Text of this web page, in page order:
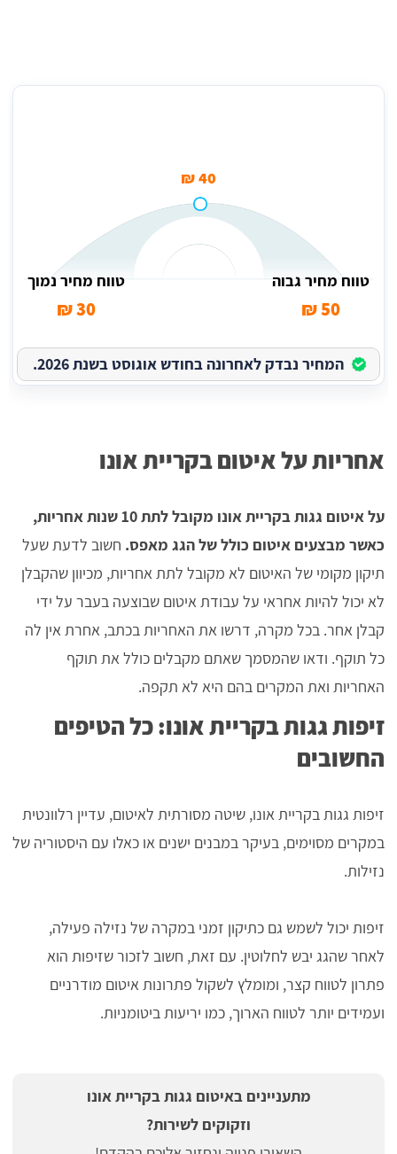
40 ₪
טווח מחיר גבוה
50 ₪
טווח מחיר נמוך
30 ₪
המחיר נבדק לאחרונה בחודש אוגוסט בשנת 2026.
אחריות על איטום בקריית אונו
על איטום גגות בקריית אונו מקובל לתת 10 שנות אחריות,
כאשר מבצעים איטום כולל של הגג מאפס. חשוב לדעת שעל
תיקון מקומי של האיטום לא מקובל לתת אחריות, מכיוון שהקבלן
לא יכול להיות אחראי על עבודת איטום שבוצעה בעבר על ידי
קבלן אחר. בכל מקרה, דרשו את האחריות בכתב, אחרת אין לה
כל תוקף. ודאו שהמסמך שאתם מקבלים כולל את תוקף
האחריות ואת המקרים בהם היא לא תקפה.
זיפות גגות בקריית אונו: כל הטיפים
החשובים
זיפות גגות בקריית אונו, שיטה מסורתית לאיטום, עדיין רלוונטית
במקרים מסוימים, בעיקר במבנים ישנים או כאלו עם היסטוריה של
נזילות.
זיפות יכול לשמש גם כתיקון זמני במקרה של נזילה פעילה,
לאחר שהגג יבש לחלוטין. עם זאת, חשוב לזכור שזיפות הוא
פתרון לטווח קצר, ומומלץ לשקול פתרונות איטום מודרניים
ועמידים יותר לטווח הארוך, כמו יריעות ביטומניות.
מתעניינים באיטום גגות בקריית אונו
וזקוקים לשירות?